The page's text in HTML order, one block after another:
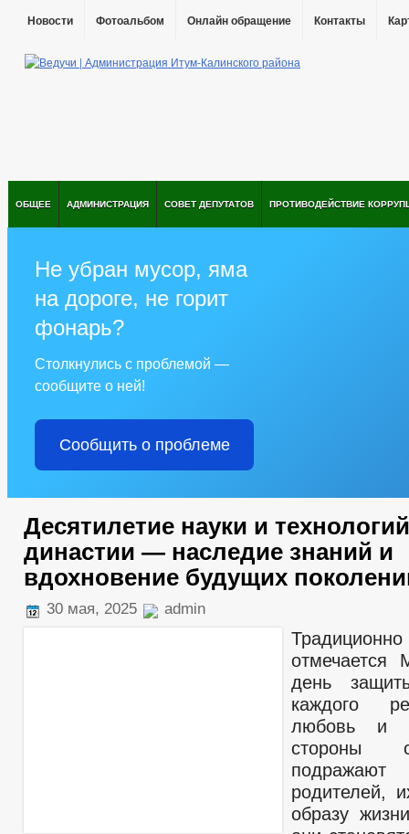
Новости Фотоальбом Онлайн обращение Контакты
ОБЩЕЕ АДМИНИСТРАЦИЯ СОВЕТ ДЕПУТАТОВ ПРОТИВОДЕЙСТВИЕ
Не убран мусор, яма
на дороге, не горит
фонарь?
Столкнулись с проблемой —
сообщите о ней!
Сообщить о проблеме
Десятилетие науки и
династии — наследие знаний и
вдохновение будущих
30 мая, 2025 admin
отмечается
день
каждого
любовь и
стороны
родителей,
образу